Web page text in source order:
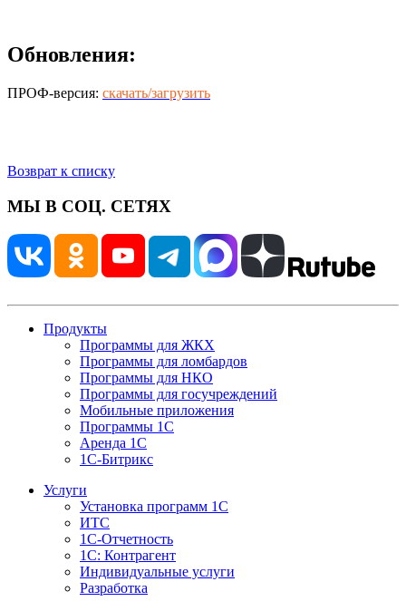
Обновления:
ПРОФ-версия: скачать/загрузить
Возврат к списку
МЫ В СОЦ. СЕТЯХ
Продукты
Программы для ЖКХ
Программы для ломбардов
Программы для НКО
Программы для госучреждений
Мобильные приложения
Программы 1С
Аренда 1С
1С-Битрикс
Услуги
Установка программ 1С
ИТС
1С-Отчетность
1С: Контрагент
Индивидуальные услуги
Разработка